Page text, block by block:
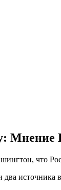
Мнение
что
два